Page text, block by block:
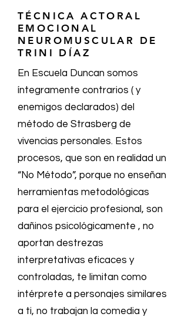
TÉCNICA ACTORAL
EMOCIONAL
NEUROMUSCULAR DE
TRINI DÍAZ
En Escuela Duncan somos
íntegramente contrarios ( y
enemigos declarados) del
método de Strasberg de
vivencias personales. Estos
procesos, que son en realidad un
“No Método”, porque no enseñan
herramientas metodológicas
para el ejercicio profesional, son
dañinos psicológicamente , no
aportan destrezas
interpretativas eficaces y
controladas, te limitan como
intérprete a personajes similares
a ti, no trabajan la comedia y